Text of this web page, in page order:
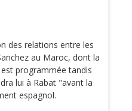
des relations entre les
au Maroc, dont la
programmée tandis
lui à Rabat "avant la
espagnol.